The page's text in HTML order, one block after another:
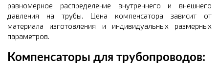
равномерное распределение внутреннего и внешнего
давления на трубы. Цена компенсатора зависит от
материала изготовления и индивидуальных размерных
параметров.
Компенсаторы для трубопроводов: